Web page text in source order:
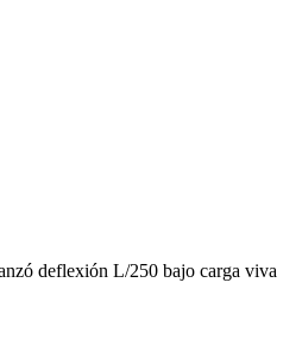
deflexión L/250 bajo carga viva